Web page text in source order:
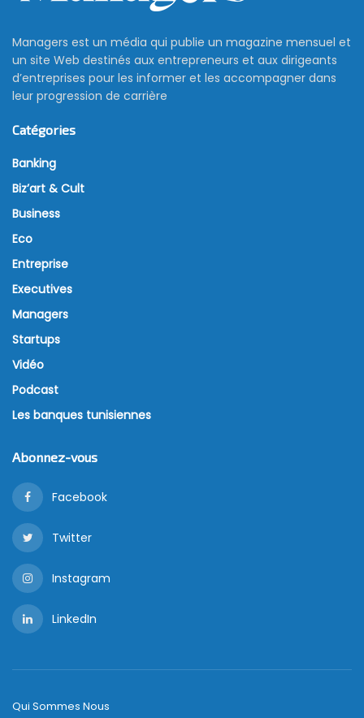
Managers est un média qui publie un magazine mensuel et
un site Web destinés aux entrepreneurs et aux dirigeants
d’entreprises pour les informer et les accompagner dans
leur progression de carrière
Catégories
Banking
Biz’art & Cult
Business
Eco
Entreprise
Executives
Managers
Startups
Vidéo
Podcast
Les banques tunisiennes
Abonnez-vous
Facebook
Twitter
Instagram
LinkedIn
Qui Sommes Nous